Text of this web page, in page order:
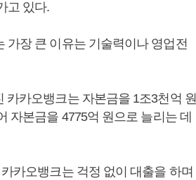
고 있다.
가장 큰 이유는 기술력이나 영업전
카오뱅크는 자본금을 1조3천억 원
자본금을 4775억 원으로 늘리는 데
카오뱅크는 걱정 없이 대출을 하며